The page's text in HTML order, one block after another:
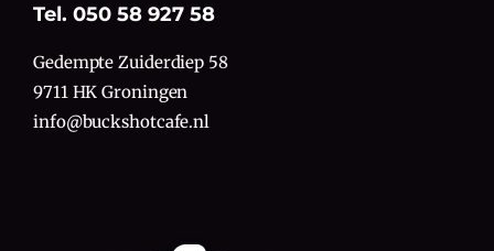
Tel. 050 58 927 58
Gedempte Zuiderdiep 58
9711 HK Groningen
info@buckshotcafe.nl